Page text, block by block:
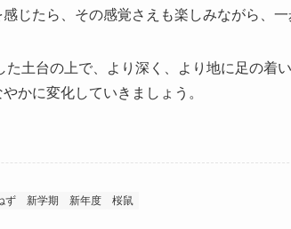
じたら、その感覚さえも楽しみながら、
た土台の上で、より深く、より地に足の着
かに変化していきましょう。
ず 新学期 新年度 桜鼠